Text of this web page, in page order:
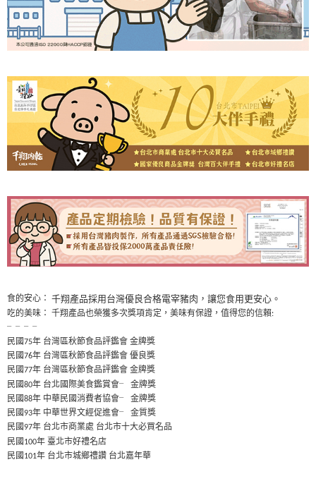
食的安心： 千翔產品採用台灣優良合格電宰豬肉，讓您食用更安心。
吃的美味： 千翔產品也榮獲多次獎項肯定，美味有保證，值得您的信賴:
╴╴╴╴
民國 75年 台灣區秋節食品評鑑會 金牌獎
民國 76年 台灣區秋節食品評鑑會 優良獎
民國77年 台灣區秋節食品評鑑會 金牌獎
民國80年 台北國際美食鑑賞會╴
金牌獎
民國88年 中華民國消費者協會╴
金牌獎
民國93年 中華世界文經促進會╴
金質獎
民國97年 台北市商業處 台北市十大必買名品
民國 100年 臺北市好禮名店
民國 101年 台北市城鄉禮讚 台北嘉年華